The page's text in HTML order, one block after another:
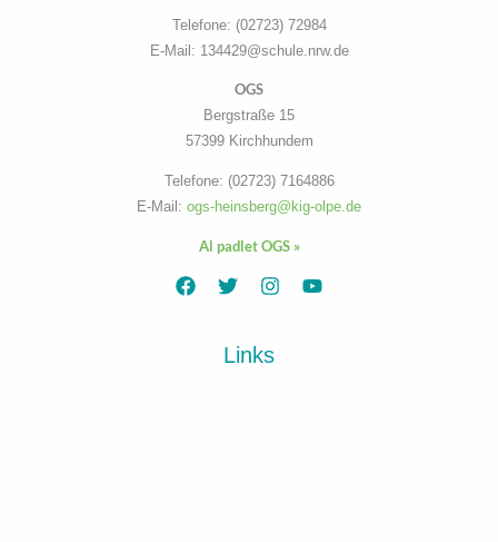
Telefone: (02723) 72984
E-Mail: 134429@schule.nrw.de
OGS
Bergstraße 15
57399 Kirchhundem
Telefone: (02723) 7164886
E-Mail: ogs-heinsberg@kig-olpe.de
Al padlet OGS »
Links